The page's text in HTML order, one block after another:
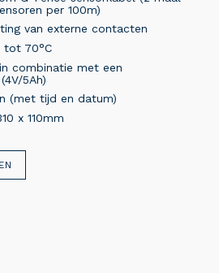
per 100m)
van externe contacten
tot 70°C
combinatie met een
5Ah)
(met tijd en datum)
x 110mm